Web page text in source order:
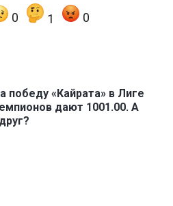
0 1 0
победу «Кайрата» в Лиге
дают 1001.00. А